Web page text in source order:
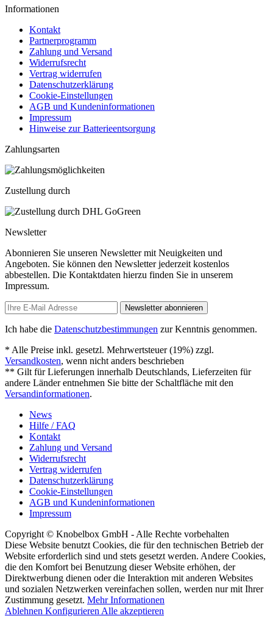
Informationen
Kontakt
Partnerprogramm
Zahlung und Versand
Widerrufsrecht
Vertrag widerrufen
Datenschutzerklärung
Cookie-Einstellungen
AGB und Kundeninformationen
Impressum
Hinweise zur Batterieentsorgung
Zahlungsarten
Zustellung durch
Newsletter
Abonnieren Sie unseren Newsletter mit Neuigkeiten und
Angeboten. Sie können den Newsletter jederzeit kostenlos
abbestellen. Die Kontaktdaten hierzu finden Sie in unserem
Impressum.
Newsletter abonnieren
Ich habe die Datenschutzbestimmungen zur Kenntnis genommen.
* Alle Preise inkl. gesetzl. Mehrwertsteuer (19%) zzgl.
Versandkosten, wenn nicht anders beschrieben
** Gilt für Lieferungen innerhalb Deutschlands, Lieferzeiten für
andere Länder entnehmen Sie bitte der Schaltfläche mit den
Versandinformationen.
News
Hilfe / FAQ
Kontakt
Zahlung und Versand
Widerrufsrecht
Vertrag widerrufen
Datenschutzerklärung
Cookie-Einstellungen
AGB und Kundeninformationen
Impressum
Copyright © Knobelbox GmbH - Alle Rechte vorbehalten
Diese Website benutzt Cookies, die für den technischen Betrieb der
Website erforderlich sind und stets gesetzt werden. Andere Cookies,
die den Komfort bei Benutzung dieser Website erhöhen, der
Direktwerbung dienen oder die Interaktion mit anderen Websites
und sozialen Netzwerken vereinfachen sollen, werden nur mit Ihrer
Zustimmung gesetzt. Mehr Informationen
Ablehnen Konfigurieren Alle akzeptieren